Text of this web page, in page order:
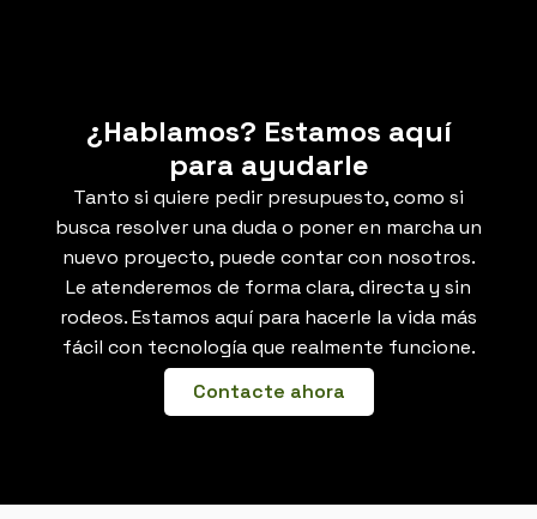
¿Hablamos? Estamos aquí
para ayudarle
Tanto si quiere pedir presupuesto, como si
busca resolver una duda o poner en marcha un
nuevo proyecto, puede contar con nosotros.
Le atenderemos de forma clara, directa y sin
rodeos. Estamos aquí para hacerle la vida más
fácil con tecnología que realmente funcione.
Contacte ahora